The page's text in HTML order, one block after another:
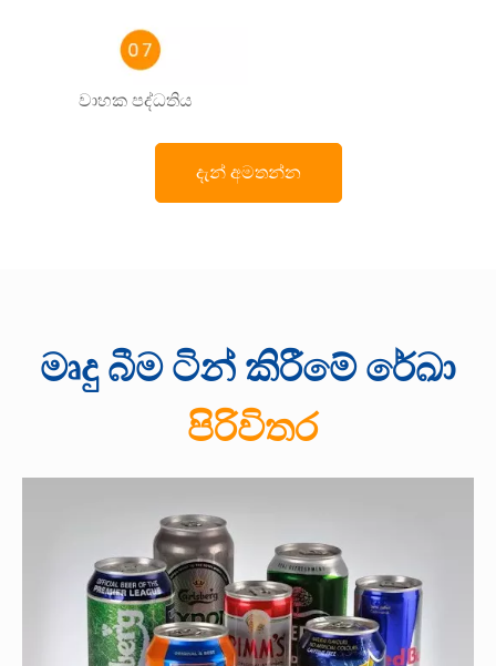
වාහක පද්ධතිය
දැන් අමතන්න
මෘදු බීම ටින් කිරීමේ රේඛා
පිරිවිතර